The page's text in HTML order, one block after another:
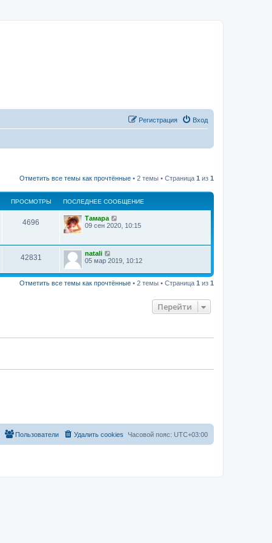
Вход
Регистрация
Отметить все темы как прочтённые • 2 темы • Страница 1 из 1
ПРОСМОТРЫ ПОСЛЕДНЕЕ СООБЩЕНИЕ
4696
Тамара
09 сен 2020, 10:15
42831
natali
05 мар 2019, 10:12
Отметить все темы как прочтённые • 2 темы • Страница 1 из 1
Перейти
Часовой пояс: UTC+03:00
Удалить cookies
Пользователи